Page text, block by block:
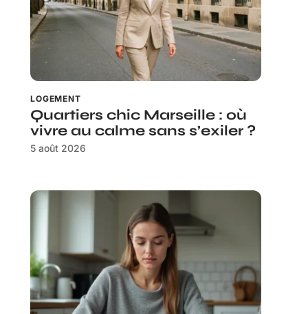
LOGEMENT
Quartiers chic Marseille : où
vivre au calme sans s’exiler ?
5 août 2026